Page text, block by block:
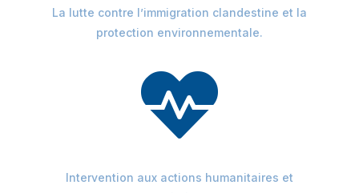
La lutte contre l’immigration clandestine et la
protection environnementale.

Intervention aux actions humanitaires et